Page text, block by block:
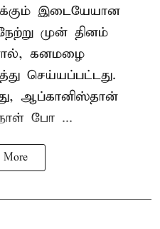
இடையேயான
முன் தினம்
கனமழை
செய்யப்பட்டது.
ஆப்கானிஸ்தான்
போ ...
More